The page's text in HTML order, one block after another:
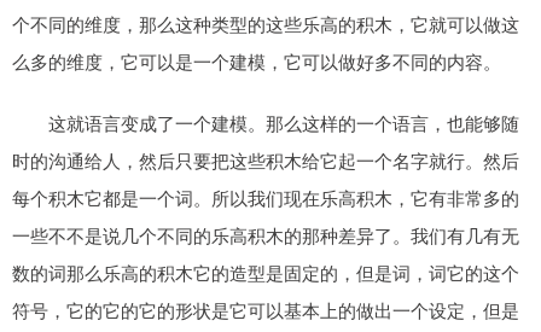
个不同的维度，那么这种类型的这些乐高的积木，它就可以做这
么多的维度，它可以是一个建模，它可以做好多不同的内容。
这就语言变成了一个建模。那么这样的一个语言，也能够随
时的沟通给人，然后只要把这些积木给它起一个名字就行。然后
每个积木它都是一个词。所以我们现在乐高积木，它有非常多的
一些不不是说几个不同的乐高积木的那种差异了。我们有几有无
数的词那么乐高的积木它的造型是固定的，但是词，词它的这个
符号，它的它的它的形状是它可以基本上的做出一个设定，但是